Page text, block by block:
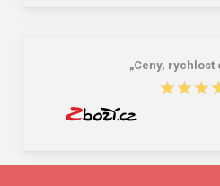
„Ceny, rychlost